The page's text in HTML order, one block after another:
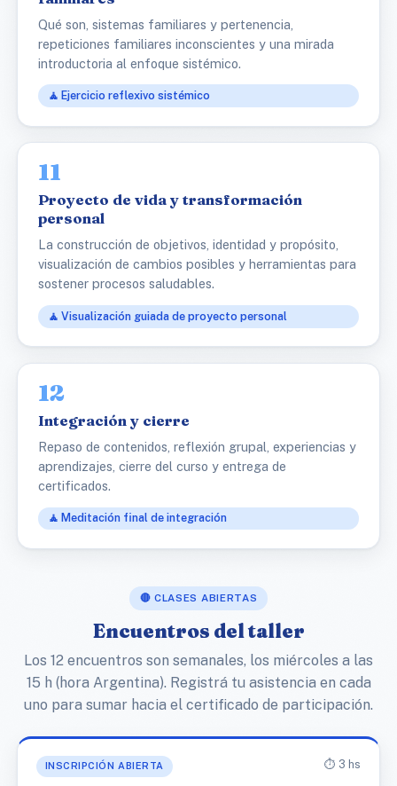
Qué son, sistemas familiares y pertenencia,
repeticiones familiares inconscientes y una mirada
introductoria al enfoque sistémico.
🧘 Ejercicio reflexivo sistémico
11
Proyecto de vida y transformación
personal
La construcción de objetivos, identidad y propósito,
visualización de cambios posibles y herramientas para
sostener procesos saludables.
🧘 Visualización guiada de proyecto personal
12
Integración y cierre
Repaso de contenidos, reflexión grupal, experiencias y
aprendizajes, cierre del curso y entrega de
certificados.
🧘 Meditación final de integración
🔴 CLASES ABIERTAS
Encuentros del taller
Los 12 encuentros son semanales, los miércoles a las
15 h (hora Argentina). Registrá tu asistencia en cada
uno para sumar hacia el certificado de participación.
INSCRIPCIÓN ABIERTA ⏱️ 3 hs